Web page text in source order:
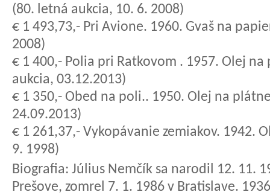
(80. letná aukcia, 10. 6. 2008)
€ 1 493,73,- Pri Avione. 1960. Gvaš na
2008)
€ 1 400,- Polia pri Ratkovom . 1957. Olej
aukcia, 03.12.2013)
€ 1 350,- Obed na poli.. 1950. Olej na
24.09.2013)
€ 1 261,37,- Vykopávanie zemiakov. 1942.
9. 1998)
Biografia: Július Nemčík sa narodil 12. 11.
Prešove, zomrel 7. 1. 1986 v Bratislave.